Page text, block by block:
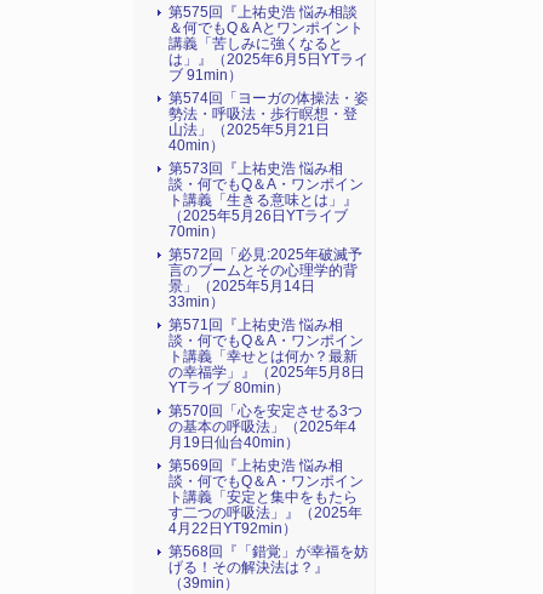
第575回『上祐史浩 悩み相談
＆何でもQ＆Aとワンポイント
講義「苦しみに強くなると
は」』（2025年6月5日YTライ
ブ 91min）
第574回「ヨーガの体操法・姿
勢法・呼吸法・歩行瞑想・登
山法」（2025年5月21日
40min）
第573回『上祐史浩 悩み相
談・何でもQ＆A・ワンポイン
ト講義「生きる意味とは」』
（2025年5月26日YTライブ
70min）
第572回「必見:2025年破滅予
言のブームとその心理学的背
景」（2025年5月14日
33min）
第571回『上祐史浩 悩み相
談・何でもQ＆A・ワンポイン
ト講義「幸せとは何か？最新
の幸福学」』（2025年5月8日
YTライブ 80min）
第570回「心を安定させる3つ
の基本の呼吸法」（2025年4
月19日仙台40min）
第569回『上祐史浩 悩み相
談・何でもQ＆A・ワンポイン
ト講義「安定と集中をもたら
す二つの呼吸法」』（2025年
4月22日YT92min）
第568回『「錯覚」が幸福を妨
げる！その解決法は？』
（39min）